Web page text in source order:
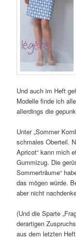
Und auch im Heft
Modelle finde ich
allerdings die
Unter „Sommer
schmales Oberteil.
Apricot“ kann mich
Gummizug. Die
Sommerträume“
das mögen würde.
aber nicht
(Und die Sparte
derartigen
aus dem letzten